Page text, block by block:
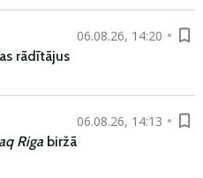
06.08.26, 14:20
rādītājus
06.08.26, 14:13
Riga biržā